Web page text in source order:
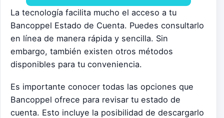
La tecnología facilita mucho el acceso a tu
Bancoppel Estado de Cuenta. Puedes consultarlo
en línea de manera rápida y sencilla. Sin
embargo, también existen otros métodos
disponibles para tu conveniencia.
Es importante conocer todas las opciones que
Bancoppel ofrece para revisar tu estado de
cuenta. Esto incluye la posibilidad de descargarlo